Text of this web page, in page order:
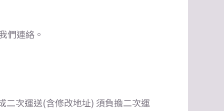
們連絡。
二次運送(含修改地址) 須負擔二次運